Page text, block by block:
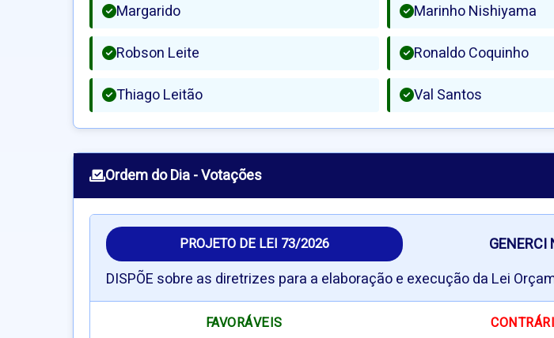
Margarido
Marinho Nishiyama
Robson Leite
Ronaldo Coquinho
Thiago Leitão
Val Santos
Ordem do Dia - Votações
PROJETO DE LEI 73/2026 GENERCI
DISPÕE sobre as diretrizes para a elaboração e execução da Lei
FAVORÁVEIS